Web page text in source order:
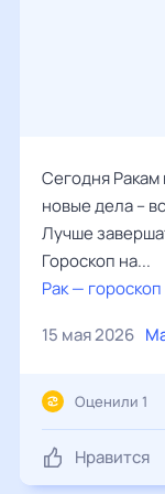
Сегодня Ракам
новые дела –
Лучше
Гороскоп на...
Рак —
15 мая 2026
Нравится
Оценили 1